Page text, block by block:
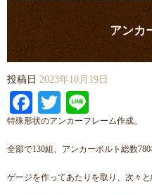
アンカ
投稿日 2023年10月19日
Facebook
Twitter
特殊形状のアンカーフレーム作成。
全部で130組、アンカーボルト総数780
ゲージを作ってあたりを取り、次々と